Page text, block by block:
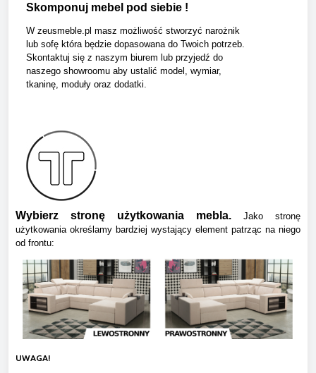
Skomponuj mebel pod siebie !
W zeusmeble.pl masz możliwość stworzyć narożnik
lub sofę która będzie dopasowana do Twoich potrzeb.
Skontaktuj się z naszym biurem lub przyjedź do
naszego showroomu aby ustalić model, wymiar,
tkaninę, moduły oraz dodatki.
Wybierz stronę użytkowania mebla.
Jako stronę
użytkowania określamy bardziej wystający element patrząc na niego
od frontu:
UWAGA!